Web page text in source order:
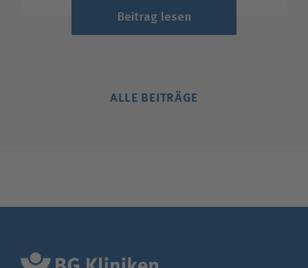
Beitrag lesen
ALLE BEITRÄGE